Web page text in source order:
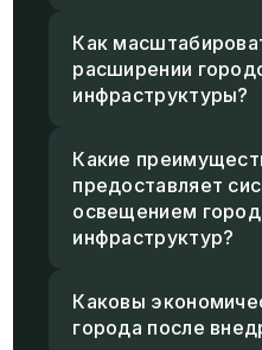
Как
расширении
инфраструктуры?
Какие
предоставляет
освещением
инфраструктур?
Каковы
города после